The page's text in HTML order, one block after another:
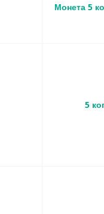
Монета 5
5